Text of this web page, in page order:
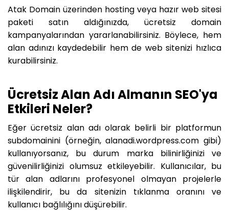
Atak Domain üzerinden hosting veya hazır web sitesi
paketi satın aldığınızda, ücretsiz domain
kampanyalarından yararlanabilirsiniz. Böylece, hem
alan adınızı kaydedebilir hem de web sitenizi hızlıca
kurabilirsiniz.
Ücretsiz Alan Adı Almanın SEO'ya
Etkileri Neler?
Eğer ücretsiz alan adı olarak belirli bir platformun
subdomainini (örneğin, alanadi.wordpress.com gibi)
kullanıyorsanız, bu durum marka bilinirliğinizi ve
güvenilirliğinizi olumsuz etkileyebilir. Kullanıcılar, bu
tür alan adlarını profesyonel olmayan projelerle
ilişkilendirir, bu da sitenizin tıklanma oranını ve
kullanıcı bağlılığını düşürebilir.